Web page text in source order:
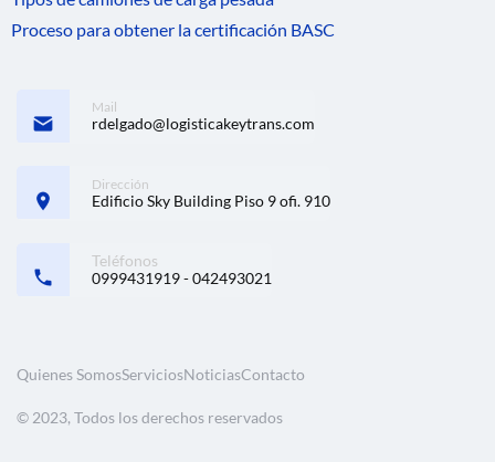
Proceso para obtener la certificación BASC
Mail
rdelgado@logisticakeytrans.com
Dirección
Edificio Sky Building Piso 9 ofi. 910
Teléfonos
0999431919 - 042493021
Quienes SomosServiciosNoticiasContacto
© 2023, Todos los derechos reservados